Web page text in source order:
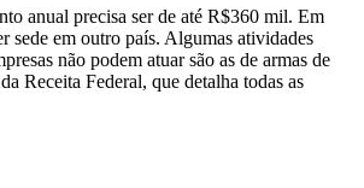
anual precisa ser de até R$360 mil. Em
sede em outro país. Algumas atividades
não podem atuar são as de armas de
Receita Federal, que detalha todas as